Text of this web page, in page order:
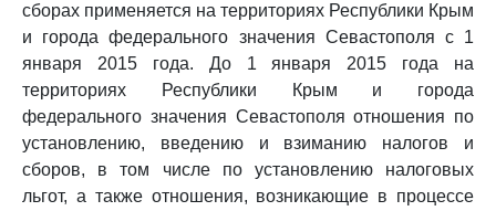
сборах применяется на территориях Республики Крым
и города федерального значения Севастополя с 1
января 2015 года. До 1 января 2015 года на
территориях Республики Крым и города
федерального значения Севастополя отношения по
установлению, введению и взиманию налогов и
сборов, в том числе по установлению налоговых
льгот, а также отношения, возникающие в процессе